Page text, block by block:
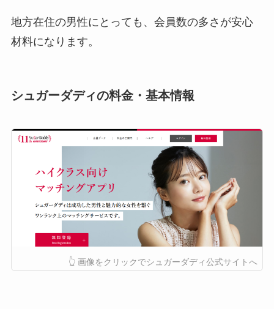
地方在住の男性にとっても、会員数の多さが安心
材料になります。
シュガーダディの料金・基本情報
👆 画像をクリックでシュガーダディ公式サイトへ